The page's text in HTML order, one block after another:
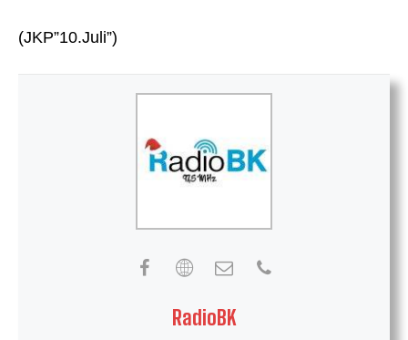
(JKP”10.Juli”)
RadioBK